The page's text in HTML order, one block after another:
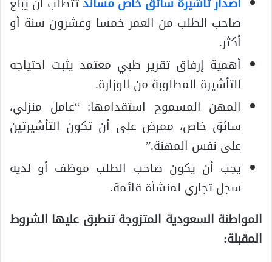
صاحب الطلب من العمر خمسا وعشرون سنة أو
أكثر.
أهمية إرفاق تقرير طبي معتمد يثبت احتياجه
للتأشيرة المطلوبة من الوزارة.
المهن المسموح استقدامها: “عامل منزلي،
سائق خاص، ممرض على أن تكون التأشيرتين
على نفس المهنة.”
يجب أن يكون صاحب الطلب موظف أو لديه
سجل تجاري لمنشأة قائمة.
المواطنة السعودية المتزوجة تنطبق عليها الشروط
المقبلة: